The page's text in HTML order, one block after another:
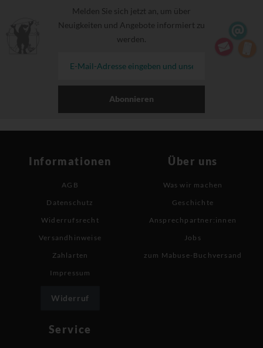
Melden Sie sich jetzt an, um über
Neuigkeiten und Angebote informiert zu
werden.
Abonnieren
Informationen
AGB
Datenschutz
Widerrufsrecht
Versandhinweise
Zahlarten
Impressum
Widerruf
Über uns
Was wir machen
Geschichte
Ansprechpartner:innen
Jobs
zum Mabuse-Buchversand
Service